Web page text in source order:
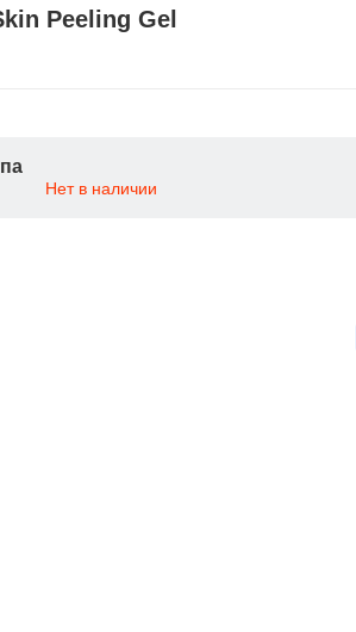
Peeling Gel
Нет в наличии